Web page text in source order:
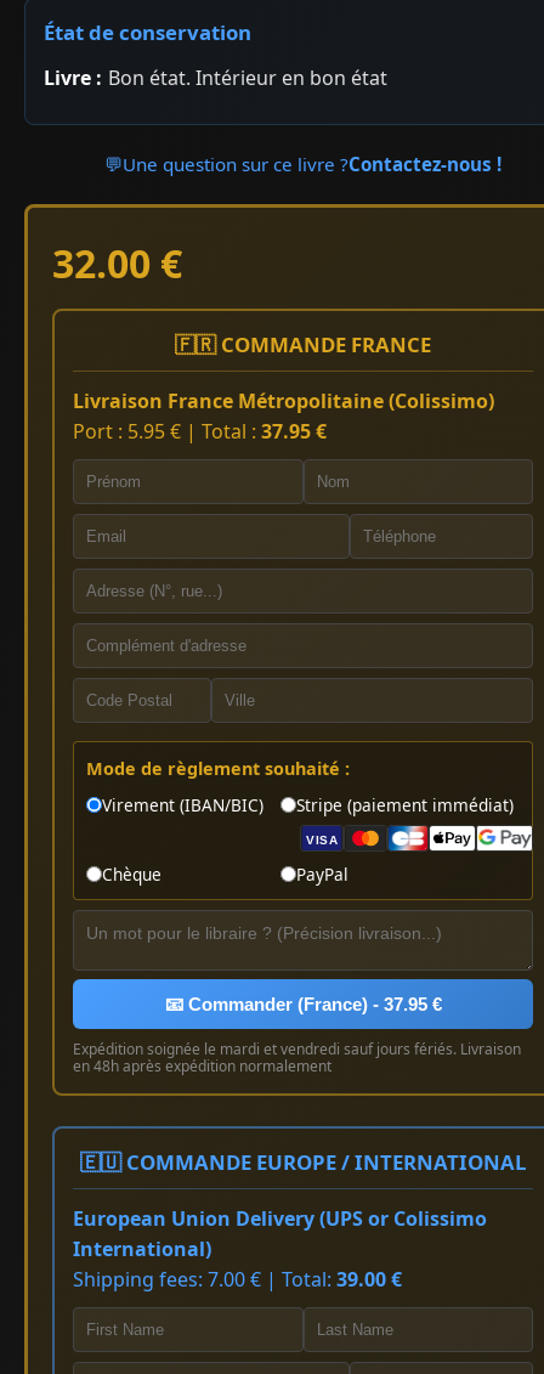
État de conservation
Livre : Bon état. Intérieur en bon état
💬Une question sur ce livre ?Contactez-nous !
32.00 €
🇫🇷 COMMANDE FRANCE
Livraison France Métropolitaine (Colissimo)
Port : 5.95 € | Total : 37.95 €
Mode de règlement souhaité :
Virement (IBAN/BIC)
Stripe (paiement immédiat)
VISA
Chèque PayPal
📧 Commander (France) - 37.95 €
Expédition soignée le mardi et vendredi sauf jours fériés. Livraison
en 48h après expédition normalement
🇪🇺 COMMANDE EUROPE / INTERNATIONAL
European Union Delivery (UPS or Colissimo
International)
Shipping fees: 7.00 € | Total: 39.00 €